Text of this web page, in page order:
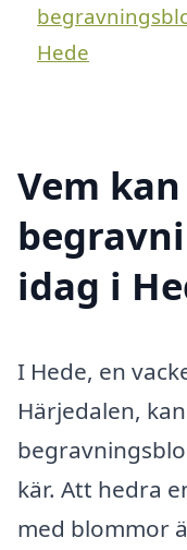
Hede
Vem
idag i
I Hede, en
Härjedalen,
kär. Att hedra
med blommor